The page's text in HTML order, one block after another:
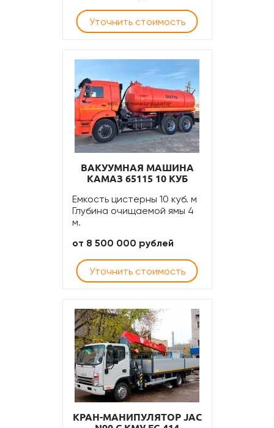
Уточнить стоимость
ВАКУУМНАЯ МАШИНА
КАМАЗ 65115 10 КУБ
Емкость цистерны 10 куб. м
Глубина очищаемой ямы 4
м.
от 8 500 000 рублей
Уточнить стоимость
КРАН-МАНИПУЛЯТОР JAC